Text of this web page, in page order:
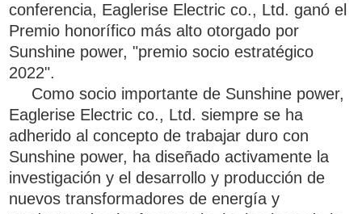
conferencia, Eaglerise Electric co., Ltd. ganó el
Premio honorífico más alto otorgado por
Sunshine power, "premio socio estratégico
2022".
Como socio importante de Sunshine power,
Eaglerise Electric co., Ltd. siempre se ha
adherido al concepto de trabajar duro con
Sunshine power, ha diseñado activamente la
investigación y el desarrollo y producción de
nuevos transformadores de energía y